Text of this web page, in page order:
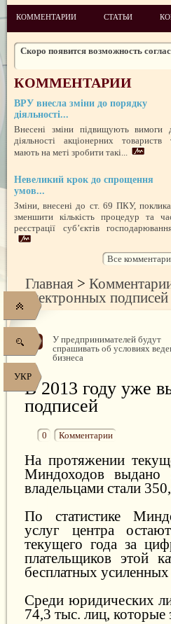
УКР
КОММЕНТАРИИ СТАТЬИ
Новые лицензионные условия
Чего ожидать
Скоро появится возможность
Обзор изменений
КОММЕНТАРИИ
ВРУ внесла зміни до порядку
діяльності...
Внесені зміни підвищують вимоги
діяльності акціонерних товариств
мають на меті зробити такі...
Невеликий крок до спрощення
умов...
Зміни, внесені до ст. 69 ПКУ,
зменшити кількість процедур та
реєстрації суб’єктів
Все
Главная >
электронных подписей
У предпринимателей будут
спрашивать об условиях
бизнеса
В 2013 году уже
подписей
0 Комментарии
На протяжении
Миндоходов выдано
владельцами стали
По статистике
услуг центра
текущего года за
плательщиков этой
бесплатных
Среди юридических
74,3 тыс. лиц, которые